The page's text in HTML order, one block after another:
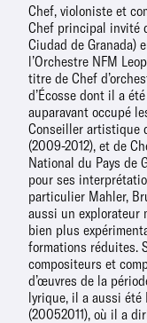
Chef, violoniste et
Chef principal invité
Ciudad de Granada)
l’Orchestre NFM
titre de Chef
d’Écosse dont il a
auparavant occupé
Conseiller artistique
(2009-2012), et de
National du Pays de
pour ses
particulier Mahler,
aussi un explorateur
bien plus
formations réduites.
compositeurs et
d’œuvres de la
lyrique, il a aussi été
(20052011), où il a